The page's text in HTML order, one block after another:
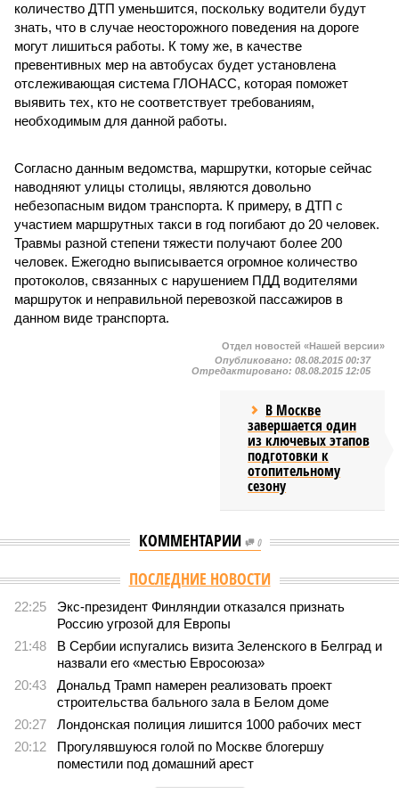
количество ДТП уменьшится, поскольку водители будут
знать, что в случае неосторожного поведения на дороге
могут лишиться работы. К тому же, в качестве
превентивных мер на автобусах будет установлена
отслеживающая система ГЛОНАСС, которая поможет
выявить тех, кто не соответствует требованиям,
необходимым для данной работы.
Согласно данным ведомства, маршрутки, которые сейчас
наводняют улицы столицы, являются довольно
небезопасным видом транспорта. К примеру, в ДТП с
участием маршрутных такси в год погибают до 20 человек.
Травмы разной степени тяжести получают более 200
человек. Ежегодно выписывается огромное количество
протоколов, связанных с нарушением ПДД водителями
маршруток и неправильной перевозкой пассажиров в
данном виде транспорта.
Отдел новостей «Нашей версии»
Опубликовано: 08.08.2015 00:37
Отредактировано: 08.08.2015 12:05
В Москве
завершается один
из ключевых этапов
подготовки к
отопительному
сезону
КОММЕНТАРИИ 0
ПОСЛЕДНИЕ НОВОСТИ
22:25
Экс-президент Финляндии отказался признать
Россию угрозой для Европы
21:48
В Сербии испугались визита Зеленского в Белград и
назвали его «местью Евросоюза»
20:43
Дональд Трамп намерен реализовать проект
строительства бального зала в Белом доме
20:27
Лондонская полиция лишится 1000 рабочих мест
20:12
Прогулявшуюся голой по Москве блогершу
поместили под домашний арест